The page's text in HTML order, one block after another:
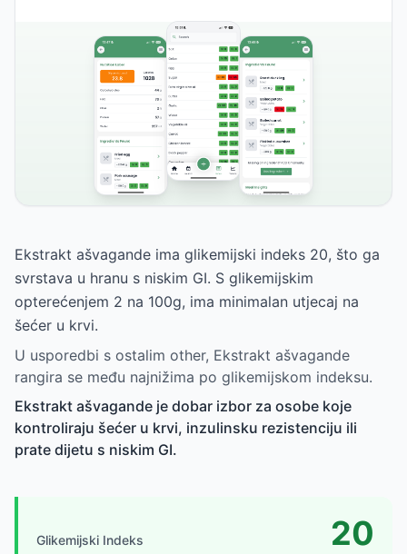
Ekstrakt ašvagande ima glikemijski indeks 20, što ga
svrstava u hranu s niskim GI. S glikemijskim
opterećenjem 2 na 100g, ima minimalan utjecaj na
šećer u krvi.
U usporedbi s ostalim other, Ekstrakt ašvagande
rangira se među najnižima po glikemijskom indeksu.
Ekstrakt ašvagande je dobar izbor za osobe koje
kontroliraju šećer u krvi, inzulinsku rezistenciju ili
prate dijetu s niskim GI.
Glikemijski Indeks 20